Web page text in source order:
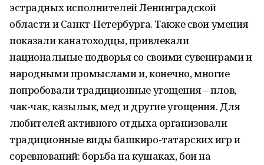
эстрадных исполнителей Ленинградской
области и Санкт-Петербурга. Также свои умения
показали канатоходцы, привлекали
национальные подворья со своими сувенирами и
народными промыслами и, конечно, многие
попробовали традиционные угощения – плов,
чак-чак, казылык, мед и другие угощения. Для
любителей активного отдыха организовали
традиционные виды башкиро-татарских игр и
соревнований: борьба на кушаках, бои на